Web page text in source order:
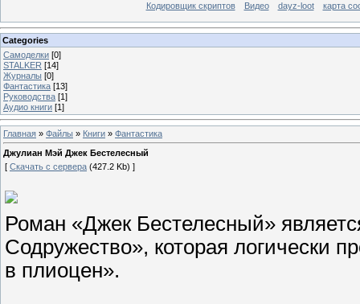
Кодировщик скриптов
Видео dayz-loot карта
Categories
Самоделки [0]
STALKER [14]
Журналы [0]
Фантастика [13]
Руководства [1]
Аудио книги [1]
Главная » Файлы » Книги » Фантастика
Джулиан Мэй Джек Бестелесный
[ Скачать с сервера (427.2 Kb) ]
Роман «Джек Бестелесный»
Содружество», которая логически
в плиоцен».